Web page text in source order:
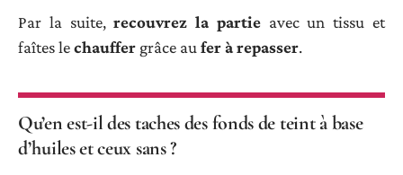
Par la suite,recouvrez la partieavec un tissu et
faîtes lechauffer grâce au fer à repasser.
Qu’en est-il des taches des fonds de teint à base
d’huiles et ceux sans ?